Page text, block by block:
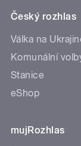
Český rozhlas
Válka na
Komunální
Stanice
eShop
mujRozhlas